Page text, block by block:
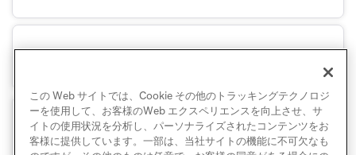
リターゲティング
この Web サイトでは、Cookie その他のトラッキングテクノロジ
ーを使用して、お客様のWeb エクスペリエンスを向上させ、サ
イトの使用状況を分析し、パーソナライズされたコンテンツをお
客様に提供しています。一部は、当社サイトの機能に不可欠なも